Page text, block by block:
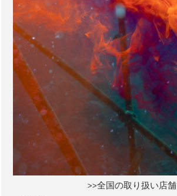
>>全国の取り扱い店舗